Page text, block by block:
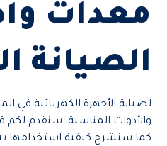
معدات
الصيانة
لصيانة الأجهزة الكهربائية في
والأدوات المناسبة. سنقدم لكم
كما سنشرح كيفية